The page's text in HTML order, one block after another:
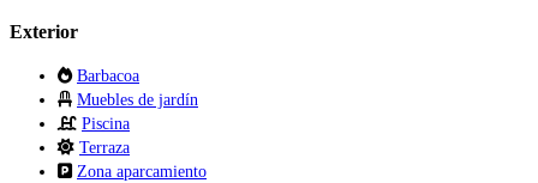
Exterior
Barbacoa
Muebles de jardín
Piscina
Terraza
Zona aparcamiento